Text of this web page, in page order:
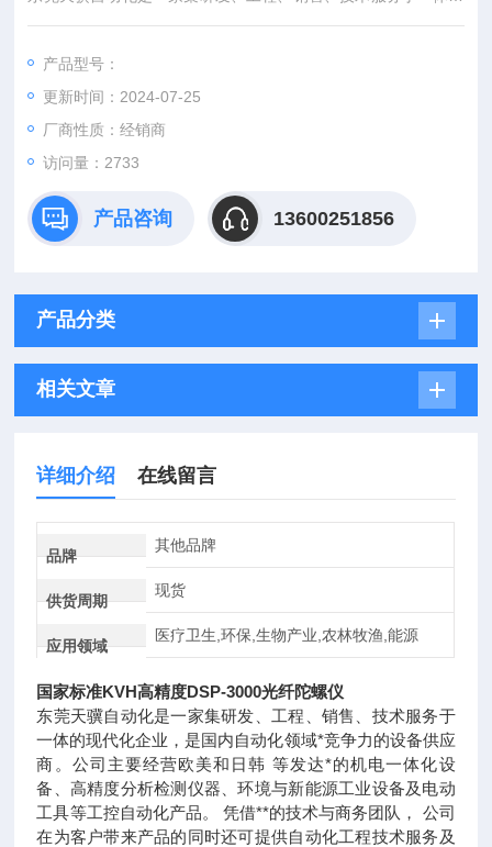
现代化企业，是国内自动化领域*竞争力的设备供应商。公司主要
器、环境与新能源工业设备及电动工具等工控自动化产品。 凭借
**的技术与商务团队， 公司在为客户带来产品的同时还可提供自
动化工程技术服务及成套解决方案。
产品型号：
更新时间：2024-07-25
厂商性质：经销商
访问量：2733
产品咨询 13600251856
产品分类
相关文章
详细介绍 在线留言
品牌
其他品牌
供货周期
现货
应用领域
医疗卫生,环保,生物产业,农林牧渔,能源
国家标准KVH高精度DSP-3000光纤陀螺仪
东莞天骥自动化是一家集研发、工程、销售、技术服务于
一体的现代化企业，是国内自动化领域*竞争力的设备供应
商。公司主要经营欧美和日韩 等发达*的机电一体化设
备、高精度分析检测仪器、环境与新能源工业设备及电动
工具等工控自动化产品。 凭借**的技术与商务团队， 公司
在为客户带来产品的同时还可提供自动化工程技术服务及